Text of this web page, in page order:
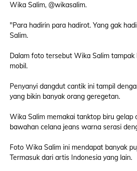
Wika Salim, @wikasalim.
"Para hadirin para hadirot. Yang gak
Salim.
Dalam foto tersebut Wika Salim tampak
mobil.
Penyanyi dangdut cantik ini tampil
yang bikin banyak orang geregetan.
Wika Salim memakai tanktop biru gelap
bawahan celana jeans warna serasi
Foto Wika Salim ini mendapat banyak
Termasuk dari artis Indonesia yang lain.